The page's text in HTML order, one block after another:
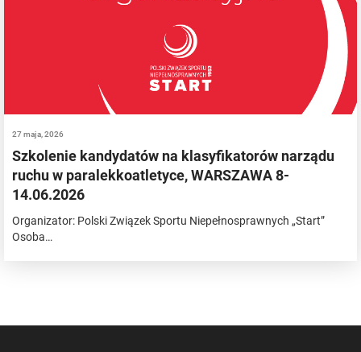
27 maja, 2026
Szkolenie kandydatów na klasyfikatorów narządu
ruchu w paralekkoatletyce, WARSZAWA 8-
14.06.2026
Organizator: Polski Związek Sportu Niepełnosprawnych „Start”
Osoba…